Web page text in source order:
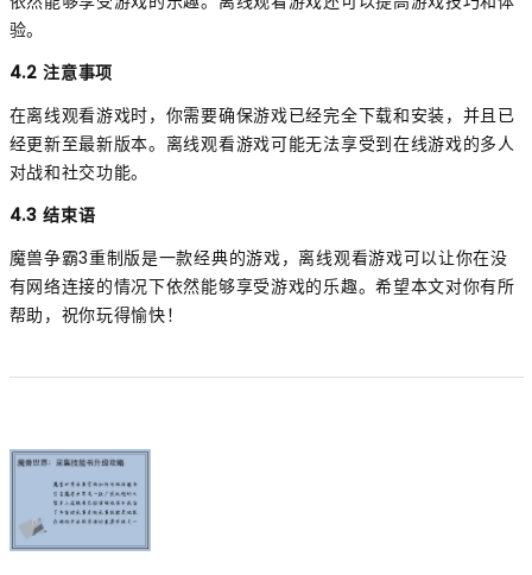
验。
4.2 注意事项
在离线观看游戏时，你需要确保游戏已经完全下载和安装，并且已
经更新至最新版本。离线观看游戏可能无法享受到在线游戏的多人
对战和社交功能。
4.3 结束语
魔兽争霸3重制版是一款经典的游戏，离线观看游戏可以让你在没
有网络连接的情况下依然能够享受游戏的乐趣。希望本文对你有所
帮助，祝你玩得愉快！